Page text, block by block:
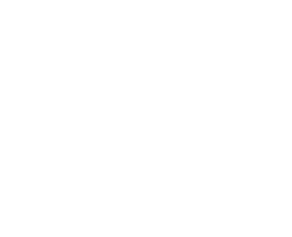
zu erzielen: fließende Flächen,
Glasbaustein ist Vetropieno in der
optmieren und Innenräume zu